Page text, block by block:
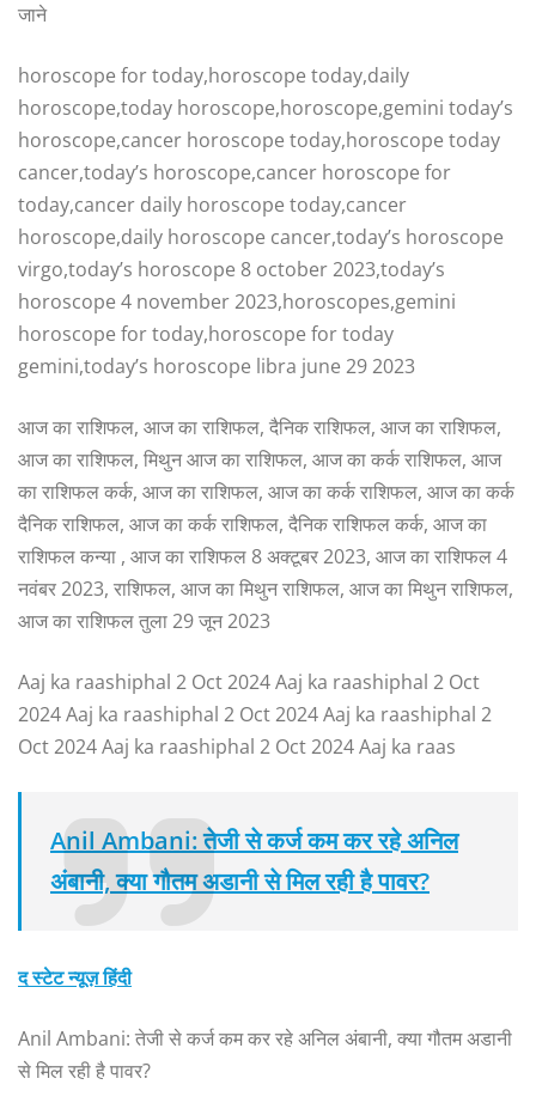
जाने
horoscope for today,horoscope today,daily
horoscope,today horoscope,horoscope,gemini today’s
horoscope,cancer horoscope today,horoscope today
cancer,today’s horoscope,cancer horoscope for
today,cancer daily horoscope today,cancer
horoscope,daily horoscope cancer,today’s horoscope
virgo,today’s horoscope 8 october 2023,today’s
horoscope 4 november 2023,horoscopes,gemini
horoscope for today,horoscope for today
gemini,today’s horoscope libra june 29 2023
आज का राशिफल, आज का राशिफल, दैनिक राशिफल, आज का राशिफल,
आज का राशिफल, मिथुन आज का राशिफल, आज का कर्क राशिफल, आज
का राशिफल कर्क, आज का राशिफल, आज का कर्क राशिफल, आज का कर्क
दैनिक राशिफल, आज का कर्क राशिफल, दैनिक राशिफल कर्क, आज का
राशिफल कन्या , आज का राशिफल 8 अक्टूबर 2023, आज का राशिफल 4
नवंबर 2023, राशिफल, आज का मिथुन राशिफल, आज का मिथुन राशिफल,
आज का राशिफल तुला 29 जून 2023
Aaj ka raashiphal 2 Oct 2024 Aaj ka raashiphal 2 Oct
2024 Aaj ka raashiphal 2 Oct 2024 Aaj ka raashiphal 2
Oct 2024 Aaj ka raashiphal 2 Oct 2024 Aaj ka raas
Anil Ambani: तेजी से कर्ज कम कर रहे अनिल
अंबानी, क्या गौतम अडानी से मिल रही है पावर?
द स्टेट न्यूज़ हिंदी
Anil Ambani: तेजी से कर्ज कम कर रहे अनिल अंबानी, क्या गौतम अडानी
से मिल रही है पावर?